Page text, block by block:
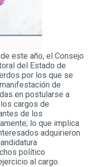
este año, el Consejo
del Estado de
por los que se
de
en postularse a
cargos de
de los
lo que implica
adquirieron
político
al cargo.